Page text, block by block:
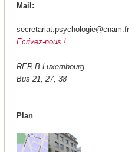
Mail:
secretariat.psychologie@cnam.fr
Ecrivez-nous !
RER B Luxembourg
Bus 21, 27, 38
Plan